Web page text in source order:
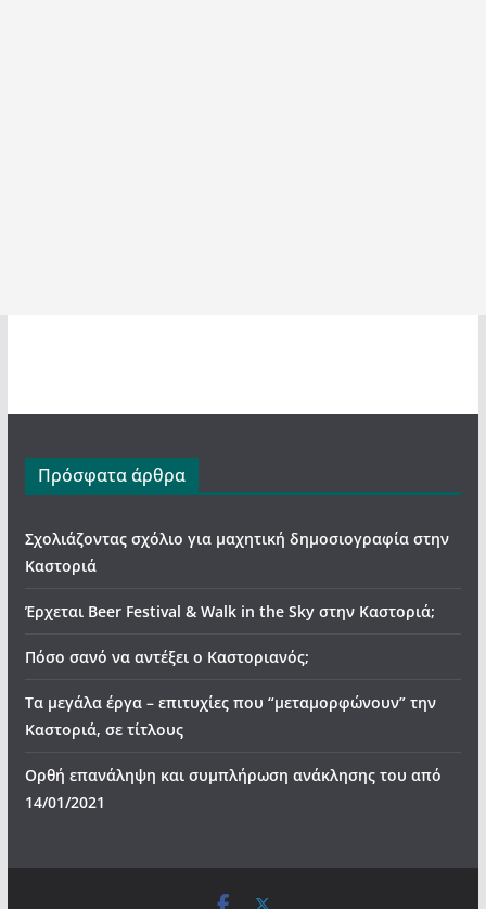
Πρόσφατα άρθρα
Σχολιάζοντας σχόλιο για μαχητική δημοσιογραφία στην
Καστοριά
Έρχεται Beer Festival & Walk in the Sky στην Καστοριά;
Πόσο σανό να αντέξει ο Καστοριανός;
Τα μεγάλα έργα – επιτυχίες που “μεταμορφώνουν” την
Καστοριά, σε τίτλους
Ορθή επανάληψη και συμπλήρωση ανάκλησης του από
14/01/2021